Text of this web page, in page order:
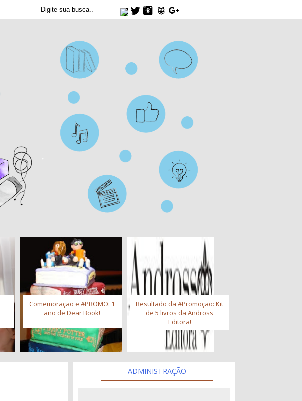
Comemoração e #PROMO: 1
ano de Dear Book!
Resultado da #Promoção: Kit
de 5 livros da Andross
Editora!
ADMINISTRAÇÃO